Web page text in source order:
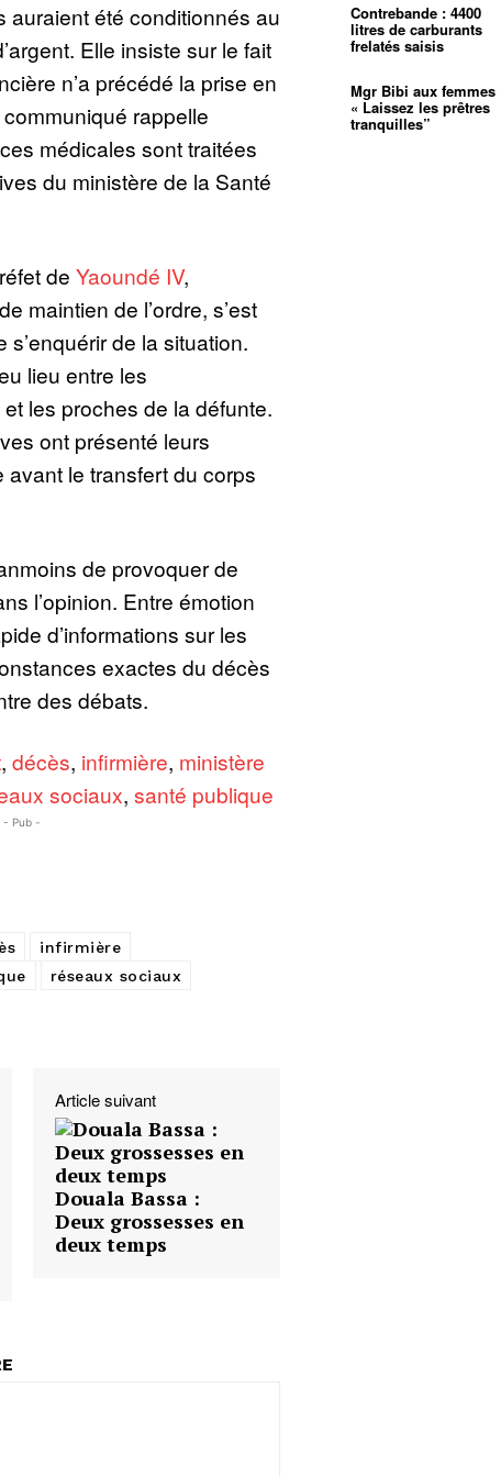
auraient été conditionnés au
Elle insiste sur le fait
n’a précédé la prise en
rappelle
médicales sont traitées
du ministère de la Santé
de Yaoundé IV,
maintien de l’ordre, s’est
de la situation.
lieu entre les
les proches de la défunte.
ont présenté leurs
le transfert du corps
de provoquer de
l’opinion. Entre émotion
d’informations sur les
exactes du décès
des débats.
, décès, infirmière, ministère
sociaux, santé publique
- Pub -
infirmière
réseaux sociaux
Article suivant
Douala Bassa :
Deux grossesses en
deux temps
Contrebande : 4400
litres de carburants
frelatés saisis
Mgr Bibi aux femmes
« Laissez les prêtres
tranquilles”